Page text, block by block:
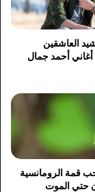
العاشقين
أحمد جمال
قمة الرومانسية
حتي الموت